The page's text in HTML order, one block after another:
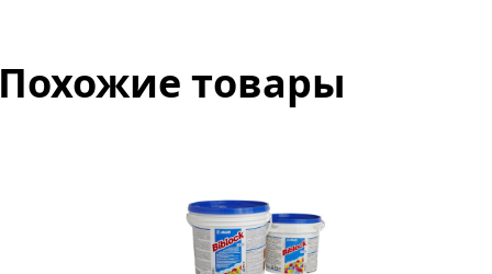
товары